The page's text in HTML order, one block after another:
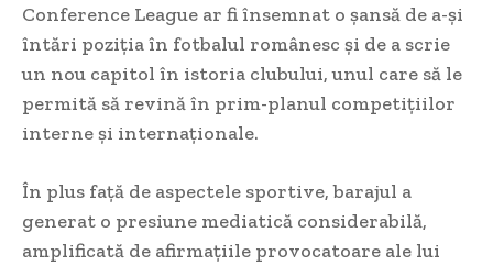
Conference League ar fi însemnat o șansă de a-și
întări poziția în fotbalul românesc și de a scrie
un nou capitol în istoria clubului, unul care să le
permită să revină în prim-planul competițiilor
interne și internaționale.
În plus față de aspectele sportive, barajul a
generat o presiune mediatică considerabilă,
amplificată de afirmațiile provocatoare ale lui